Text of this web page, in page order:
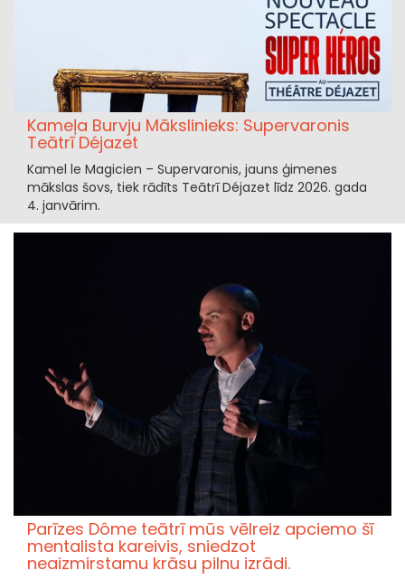
Kameļa Burvju Mākslinieks: Supervaronis
Teātrī Déjazet
Kamel le Magicien – Supervaronis, jauns ģimenes
mākslas šovs, tiek rādīts Teātrī Déjazet līdz 2026. gada
4. janvārim.
Parīzes Dôme teātrī mūs vēlreiz apciemo šī
mentalista kareivis, sniedzot
neaizmirstamu krāsu pilnu izrādi.